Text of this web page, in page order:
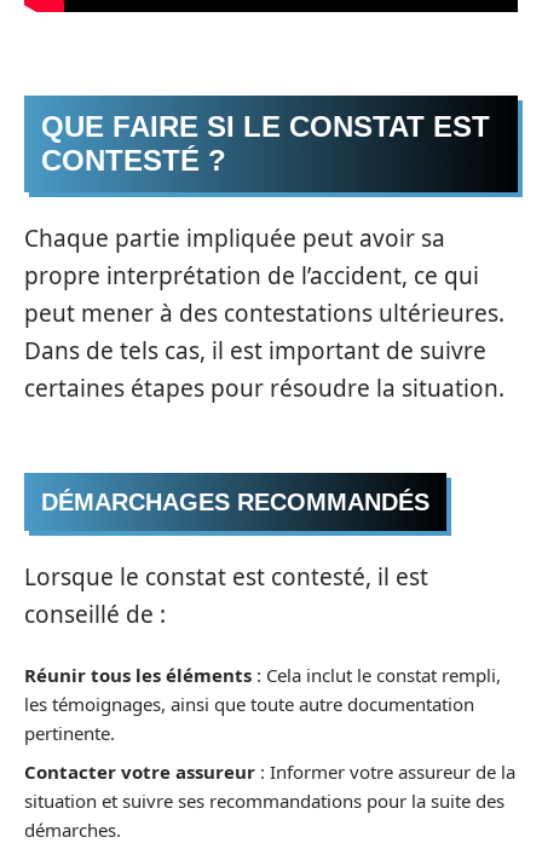
QUE FAIRE SI LE CONSTAT EST
CONTESTÉ ?
Chaque partie impliquée peut avoir sa
propre interprétation de l’accident, ce qui
peut mener à des contestations ultérieures.
Dans de tels cas, il est important de suivre
certaines étapes pour résoudre la situation.
DÉMARCHAGES RECOMMANDÉS
Lorsque le constat est contesté, il est
conseillé de :
Réunir tous les éléments : Cela inclut le constat rempli,
les témoignages, ainsi que toute autre documentation
pertinente.
Contacter votre assureur : Informer votre assureur de la
situation et suivre ses recommandations pour la suite des
démarches.